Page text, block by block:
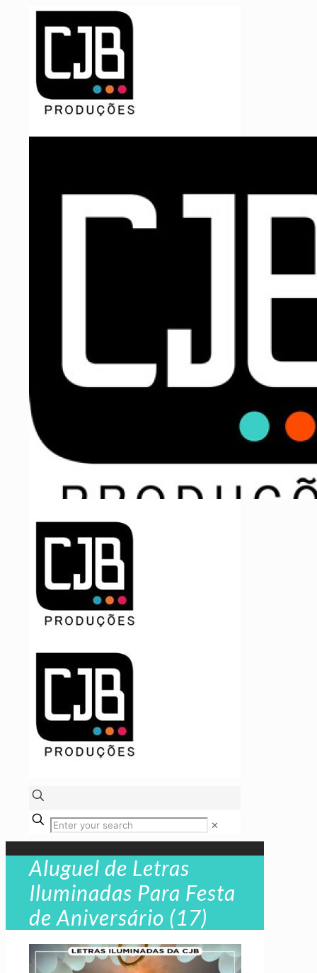
✕
Aluguel de Letras
Iluminadas Para Festa
de Aniversário (17)